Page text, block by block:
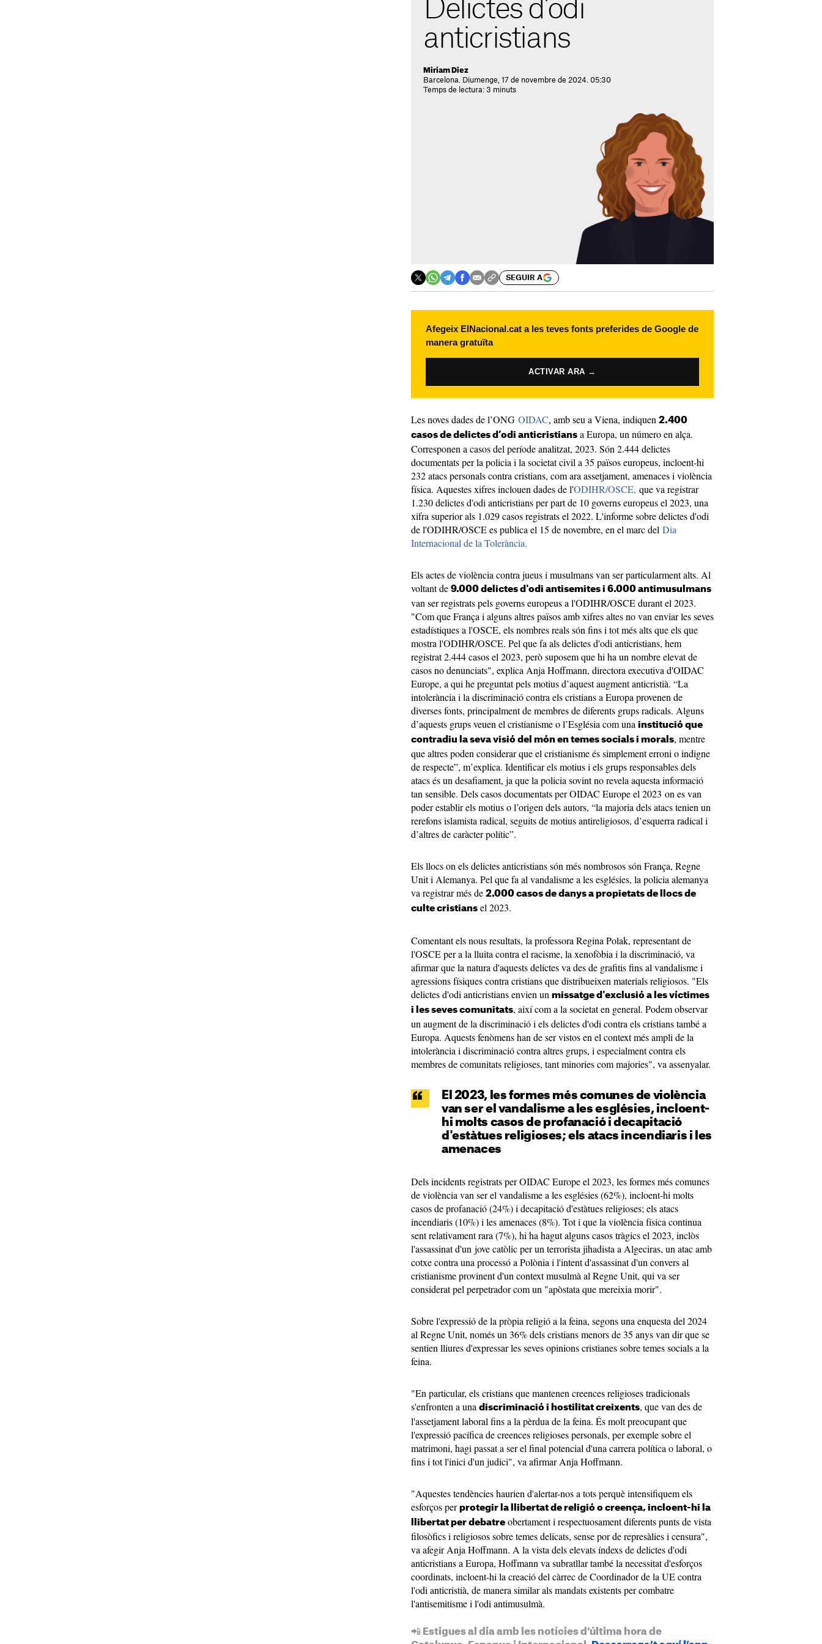
Delictes d’odi
anticristians
Miriam Diez
Barcelona. Diumenge, 17 de novembre de 2024. 05:30
Temps de lectura: 3 minuts
SEGUIR A
Afegeix ElNacional.cat a les teves fonts preferides de Google de
manera gratuïta
ACTIVAR ARA →
Les noves dades de l’ONG OIDAC, amb seu a Viena, indiquen 2.400
casos de delictes d’odi anticristians a Europa, un número en alça.
Corresponen a casos del període analitzat, 2023. Són 2.444 delictes
documentats per la policia i la societat civil a 35 països europeus, incloent-hi
232 atacs personals contra cristians, com ara assetjament, amenaces i violència
física. Aquestes xifres inclouen dades de l'ODIHR/OSCE, que va registrar
1.230 delictes d'odi anticristians per part de 10 governs europeus el 2023, una
xifra superior als 1.029 casos registrats el 2022. L'informe sobre delictes d'odi
de l'ODIHR/OSCE es publica el 15 de novembre, en el marc del Dia
Internacional de la Tolerància.
Els actes de violència contra jueus i musulmans van ser particularment alts. Al
voltant de 9.000 delictes d'odi antisemites i 6.000 antimusulmans
van ser registrats pels governs europeus a l'ODIHR/OSCE durant el 2023.
"Com que França i alguns altres països amb xifres altes no van enviar les seves
estadístiques a l'OSCE, els nombres reals són fins i tot més alts que els que
mostra l'ODIHR/OSCE. Pel que fa als delictes d'odi anticristians, hem
registrat 2.444 casos el 2023, però suposem que hi ha un nombre elevat de
casos no denunciats", explica Anja Hoffmann, directora executiva d'OIDAC
Europe, a qui he preguntat pels motius d’aquest augment anticristià. “La
intolerància i la discriminació contra els cristians a Europa provenen de
diverses fonts, principalment de membres de diferents grups radicals. Alguns
d’aquests grups veuen el cristianisme o l’Església com una institució que
contradiu la seva visió del món en temes socials i morals, mentre
que altres poden considerar que el cristianisme és simplement erroni o indigne
de respecte”, m’explica. Identificar els motius i els grups responsables dels
atacs és un desafiament, ja que la policia sovint no revela aquesta informació
tan sensible. Dels casos documentats per OIDAC Europe el 2023 on es van
poder establir els motius o l’origen dels autors, “la majoria dels atacs tenien un
rerefons islamista radical, seguits de motius antireligiosos, d’esquerra radical i
d’altres de caràcter polític”.
Els llocs on els delictes anticristians són més nombrosos són França, Regne
Unit i Alemanya. Pel que fa al vandalisme a les esglésies, la policia alemanya
va registrar més de 2.000 casos de danys a propietats de llocs de
culte cristians el 2023.
Comentant els nous resultats, la professora Regina Polak, representant de
l'OSCE per a la lluita contra el racisme, la xenofòbia i la discriminació, va
afirmar que la natura d'aquests delictes va des de grafitis fins al vandalisme i
agressions físiques contra cristians que distribueixen materials religiosos. "Els
delictes d'odi anticristians envien un missatge d'exclusió a les víctimes
i les seves comunitats, així com a la societat en general. Podem observar
un augment de la discriminació i els delictes d'odi contra els cristians també a
Europa. Aquests fenòmens han de ser vistos en el context més ampli de la
intolerància i discriminació contra altres grups, i especialment contra els
membres de comunitats religioses, tant minories com majories", va assenyalar.
El 2023, les formes més comunes de violència
van ser el vandalisme a les esglésies, incloent-
hi molts casos de profanació i decapitació
d'estàtues religioses; els atacs incendiaris i les
amenaces
Dels incidents registrats per OIDAC Europe el 2023, les formes més comunes
de violència van ser el vandalisme a les esglésies (62%), incloent-hi molts
casos de profanació (24%) i decapitació d'estàtues religioses; els atacs
incendiaris (10%) i les amenaces (8%). Tot i que la violència física continua
sent relativament rara (7%), hi ha hagut alguns casos tràgics el 2023, inclòs
l'assassinat d'un jove catòlic per un terrorista jihadista a Algeciras, un atac amb
cotxe contra una processó a Polònia i l'intent d'assassinat d'un convers al
cristianisme provinent d'un context musulmà al Regne Unit, qui va ser
considerat pel perpetrador com un "apòstata que mereixia morir".
Sobre l'expressió de la pròpia religió a la feina, segons una enquesta del 2024
al Regne Unit, només un 36% dels cristians menors de 35 anys van dir que se
sentien lliures d'expressar les seves opinions cristianes sobre temes socials a la
feina.
"En particular, els cristians que mantenen creences religioses tradicionals
s'enfronten a una discriminació i hostilitat creixents, que van des de
l'assetjament laboral fins a la pèrdua de la feina. És molt preocupant que
l'expressió pacífica de creences religioses personals, per exemple sobre el
matrimoni, hagi passat a ser el final potencial d'una carrera política o laboral, o
fins i tot l'inici d'un judici", va afirmar Anja Hoffmann.
"Aquestes tendències haurien d'alertar-nos a tots perquè intensifiquem els
esforços per protegir la llibertat de religió o creença, incloent-hi la
llibertat per debatre obertament i respectuosament diferents punts de vista
filosòfics i religiosos sobre temes delicats, sense por de represàlies i censura",
va afegir Anja Hoffmann. A la vista dels elevats índexs de delictes d'odi
anticristians a Europa, Hoffmann va subratllar també la necessitat d'esforços
coordinats, incloent-hi la creació del càrrec de Coordinador de la UE contra
l'odi anticristià, de manera similar als mandats existents per combatre
l'antisemitisme i l'odi antimusulmà.
📲 Estigues al dia amb les notícies d’última hora de